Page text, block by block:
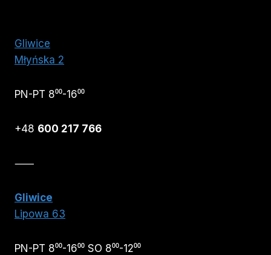
Gliwice
Młyńska 2
PN-PT 8⁰⁰-16⁰⁰
+48 600 217 766
⸺
Gliwice
Lipowa 63
PN-PT 8⁰⁰-16⁰⁰ SO 8⁰⁰-12⁰⁰